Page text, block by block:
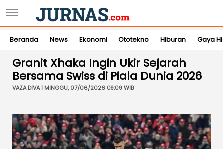
Beranda News Ekonomi Ototekno Hiburan Gaya
Granit Xhaka Ingin Ukir Sejarah
Bersama Swiss di Piala Dunia 2026
VAZA DIVA | MINGGU, 07/06/2026 09:09 WIB